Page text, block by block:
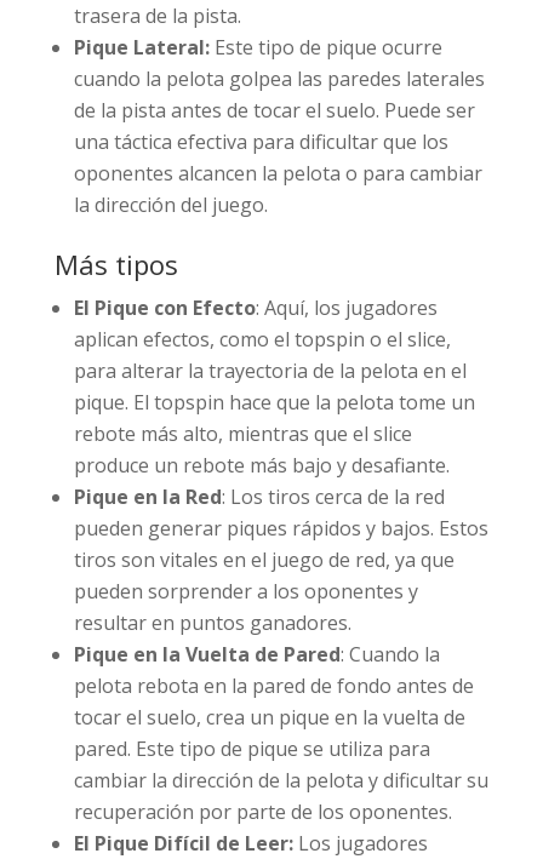
trasera de la pista.
Pique Lateral:Este tipo de pique ocurre
cuando la pelota golpea las paredes laterales
de la pista antes de tocar el suelo. Puede ser
una táctica efectiva para dificultar que los
oponentes alcancen la pelota o para cambiar
la dirección del juego.
Más tipos
El Pique con Efecto: Aquí, los jugadores
aplican efectos, como el topspin o el slice,
para alterar la trayectoria de la pelota en el
pique. El topspin hace que la pelota tome un
rebote más alto, mientras que el slice
produce un rebote más bajo y desafiante.
Pique en la Red: Los tiros cerca de la red
pueden generar piques rápidos y bajos. Estos
tiros son vitales en el juego de red, ya que
pueden sorprender a los oponentes y
resultar en puntos ganadores.
Pique en la Vuelta de Pared: Cuando la
pelota rebota en la pared de fondo antes de
tocar el suelo, crea un pique en la vuelta de
pared. Este tipo de pique se utiliza para
cambiar la dirección de la pelota y dificultar su
recuperación por parte de los oponentes.
El Pique Difícil de Leer:Los jugadores